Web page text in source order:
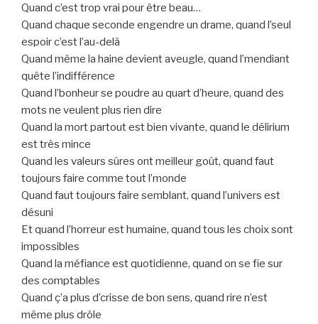
Quand c’est trop vrai pour être beau…
Quand chaque seconde engendre un drame, quand l’seul
espoir c’est l’au-delà
Quand même la haine devient aveugle, quand l’mendiant
quête l’indifférence
Quand l’bonheur se poudre au quart d’heure, quand des
mots ne veulent plus rien dire
Quand la mort partout est bien vivante, quand le délirium
est très mince
Quand les valeurs sûres ont meilleur goût, quand faut
toujours faire comme tout l’monde
Quand faut toujours faire semblant, quand l’univers est
désuni
Et quand l’horreur est humaine, quand tous les choix sont
impossibles
Quand la méfiance est quotidienne, quand on se fie sur
des comptables
Quand ç’a plus d’crisse de bon sens, quand rire n’est
même plus drôle